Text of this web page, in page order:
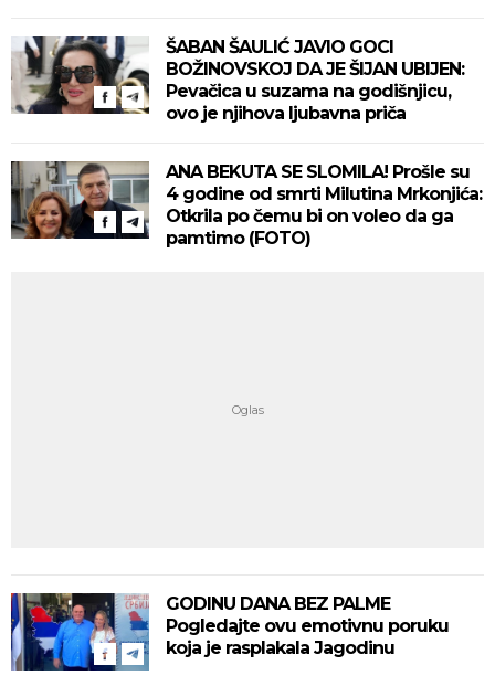
ŠABAN ŠAULIĆ JAVIO GOCI
BOŽINOVSKOJ DA JE ŠIJAN UBIJEN:
Pevačica u suzama na godišnjicu,
ovo je njihova ljubavna priča
ANA BEKUTA SE SLOMILA! Prošle su
4 godine od smrti Milutina Mrkonjića:
Otkrila po čemu bi on voleo da ga
pamtimo (FOTO)
GODINU DANA BEZ PALME
Pogledajte ovu emotivnu poruku
koja je rasplakala Jagodinu